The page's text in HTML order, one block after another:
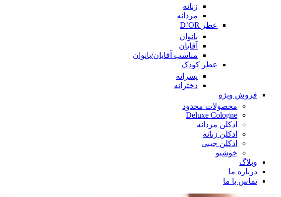
زنانه
مردانه
عطر D’OR
بانوان
آقایان
مناسب آقایان/بانوان
عطر کودک
پسرانه
دخترانه
فروش ویژه
محصولات محدود
Deluxe Cologne
ادکلن مردانه
ادکلن زنانه
ادکلن جیبی
خوشبو
وبلاگ
درباره ما
تماس با ما